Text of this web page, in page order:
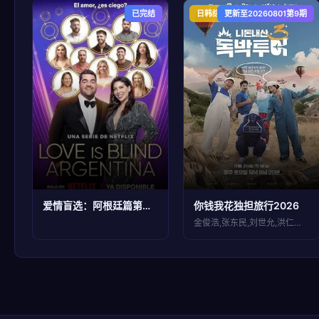
已完结
爱情盲选：阿根廷篇第二季
日韩综艺更新至20260801第9期
你钱我花独担旅行2026
金俊浩,张东民,刘世允,洪仁圭,김대희(